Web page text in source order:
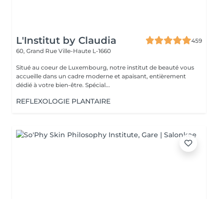
L'Institut by Claudia
459
60, Grand Rue Ville-Haute L-1660
Situé au coeur de Luxembourg, notre institut de beauté vous
accueille dans un cadre moderne et apaisant, entièrement
dédié à votre bien-être. Spécial...
REFLEXOLOGIE PLANTAIRE